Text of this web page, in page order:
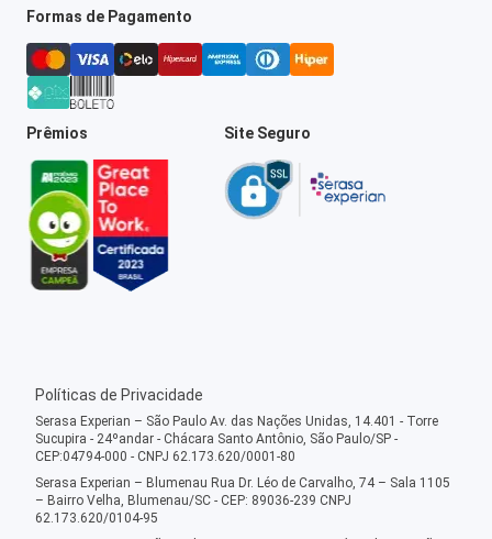
Formas de Pagamento
Prêmios Site Seguro
Políticas de Privacidade
Serasa Experian – São Paulo Av. das Nações Unidas, 14.401 - Torre
Sucupira - 24ºandar - Chácara Santo Antônio, São Paulo/SP -
CEP:04794-000 - CNPJ 62.173.620/0001-80
Serasa Experian – Blumenau Rua Dr. Léo de Carvalho, 74 – Sala 1105
– Bairro Velha, Blumenau/SC - CEP: 89036-239 CNPJ
62.173.620/0104-95